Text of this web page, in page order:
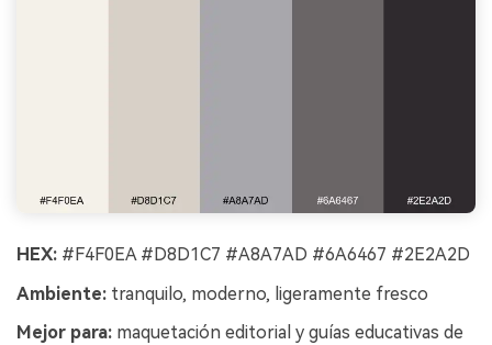
HEX: #F4F0EA #D8D1C7 #A8A7AD #6A6467 #2E2A2D
Ambiente: tranquilo, moderno, ligeramente fresco
Mejor para: maquetación editorial y guías educativas de